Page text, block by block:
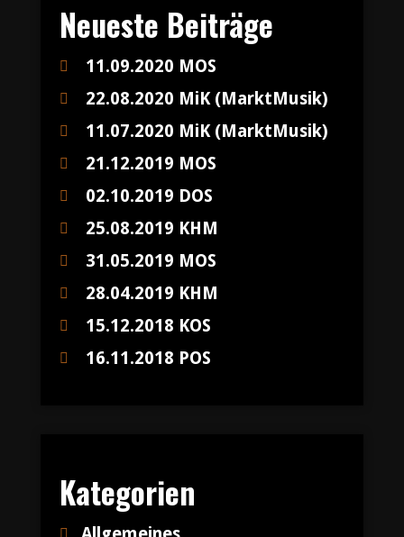
Neueste Beiträge
11.09.2020 MOS
22.08.2020 MiK (MarktMusik)
11.07.2020 MiK (MarktMusik)
21.12.2019 MOS
02.10.2019 DOS
25.08.2019 KHM
31.05.2019 MOS
28.04.2019 KHM
15.12.2018 KOS
16.11.2018 POS
Kategorien